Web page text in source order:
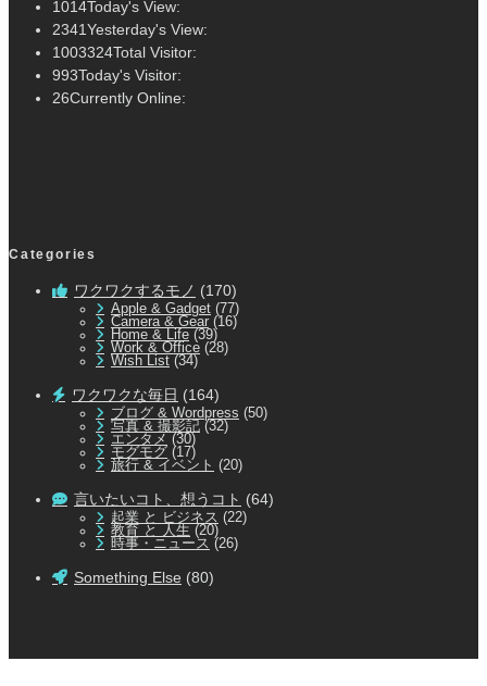
1014Today's View:
2341Yesterday's View:
1003324Total Visitor:
993Today's Visitor:
26Currently Online:
Categories
ワクワクするモノ (170)
Apple & Gadget (77)
Camera & Gear (16)
Home & Life (39)
Work & Office (28)
Wish List (34)
ワクワクな毎日 (164)
ブログ & Wordpress (50)
写真 & 撮影記 (32)
エンタメ (30)
モグモグ (17)
旅行 & イベント (20)
言いたいコト、想うコト (64)
起業 と ビジネス (22)
教育 と 人生 (20)
時事・ニュース (26)
Something Else (80)